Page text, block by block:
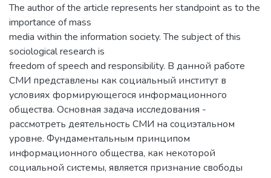
The author of the article represents her standpoint as to the
importance of mass
media within the information society. The subject of this
sociological research is
freedom of speech and responsibility. В данной работе
СМИ представлены как социальный институт в
условиях формирующегося информационного
общества. Основная задача исследования -
рассмотреть деятельность СМИ на социэтальном
уровне. Фундаментальным принципом
информационного общества, как некоторой
социальной системы, является признание свободы